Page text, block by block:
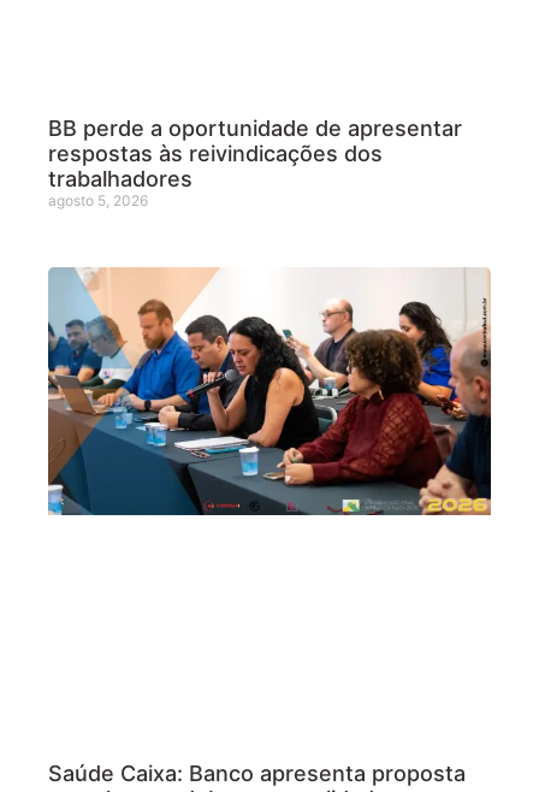
BB perde a oportunidade de apresentar
respostas às reivindicações dos
trabalhadores
agosto 5, 2026
Saúde Caixa: Banco apresenta proposta